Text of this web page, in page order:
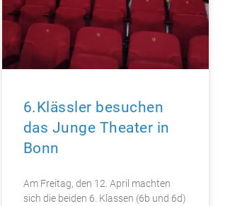
6.Klässler besuchen
das Junge Theater in
Bonn
Am Freitag, den 12. April machten
sich die beiden 6. Klassen (6b und 6d)